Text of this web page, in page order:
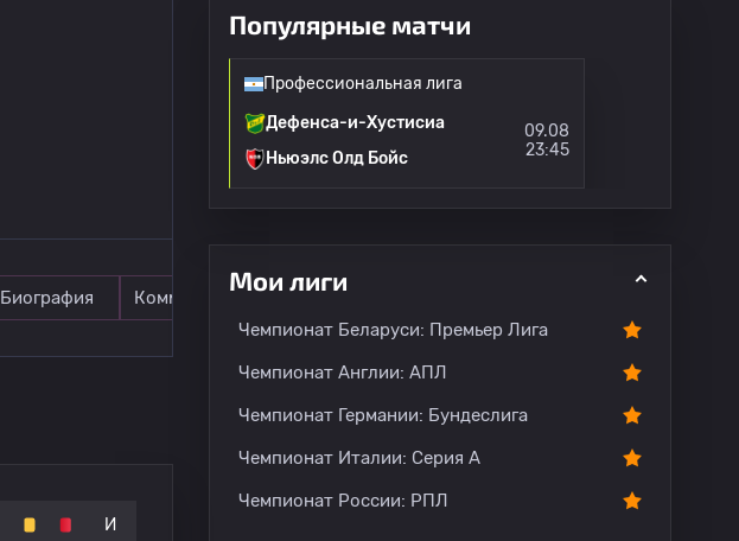
Биография Комментарии
И
Популярные матчи
Профессиональная лига
Дефенса-и-Хустисиа
Ньюэлс Олд Бойс
09.08
23:45
Мои лиги
Чемпионат Беларуси: Премьер Лига
Чемпионат Англии: АПЛ
Чемпионат Германии: Бундеслига
Чемпионат Италии: Серия А
Чемпионат России: РПЛ